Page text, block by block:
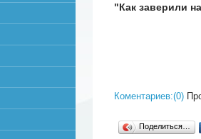
"Как заверили
Коментариев:(0)
Поделиться…